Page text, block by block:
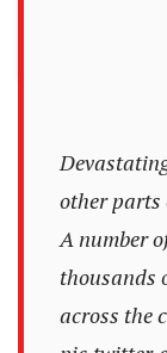
other parts
A number
thousands
across the